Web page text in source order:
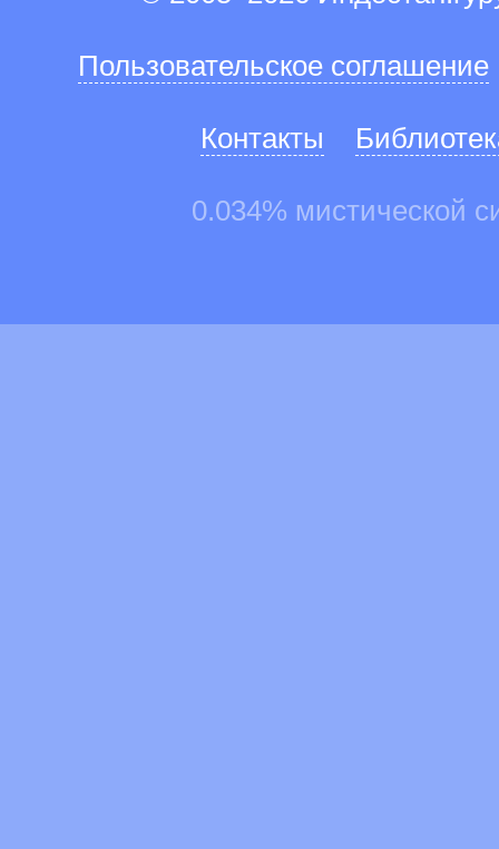
Пользовательское соглашение
Контакты
0.034% мистической